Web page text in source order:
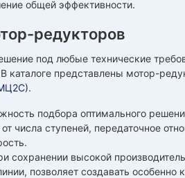
общей эффективности.
редукторов
под любые технические
каталоге представлены мотор-
.
подбора оптимального
числа ступеней, передаточное
сохранении высокой
позволяет создавать